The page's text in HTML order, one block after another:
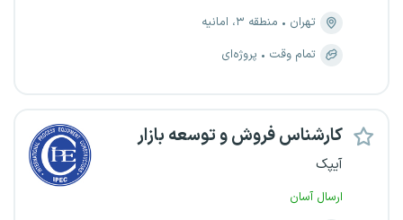
تهران
منطقه ۳، امانیه
تمام وقت
پروژه‌ای
کارشناس فروش و توسعه بازار
آیپک
ارسال آسان